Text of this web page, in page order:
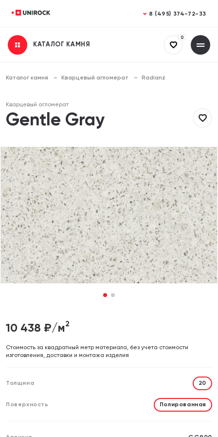
8 (495) 374-72-33
КАТАЛОГ КАМНЯ
0
Каталог камня Кварцевый агломерат Radianz
Кварцевый агломерат
Gentle Gray
1 2
10 438 ₽/м2
Cтоимость за квадратный метр материала, без учета стоимости
изготовления, доставки и монтажа изделия
Толщина 20
Поверхность Полированная
Закрыть
Получить консультацию
Email (необязательно)
Отправляя форму, вы даете согласие на обработку своих
персональных данных
Отправить
Закрыть
Заказать расчет
Email (необязательно)
Отправляя форму, вы даете согласие на обработку своих
персональных данных
Отправить